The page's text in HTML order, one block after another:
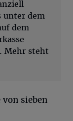
unter dem
dem
Mehr steht
sieben